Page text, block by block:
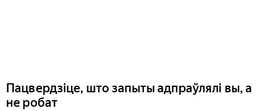
Пацвердзіце, што запыты адпраўлялі вы, а
не робат